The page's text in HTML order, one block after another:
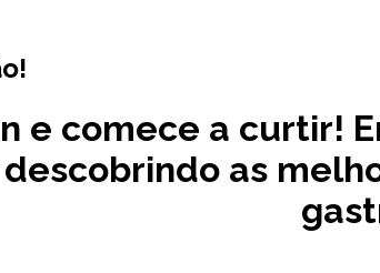
e comece a curtir!
as